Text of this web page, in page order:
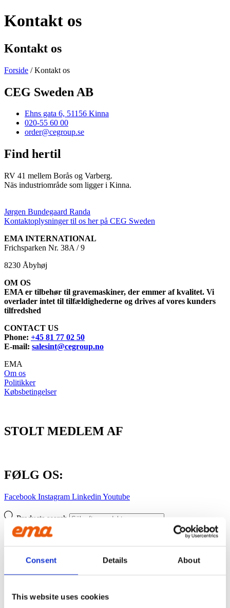
Consent Details About
This website uses cookies
Kontakt os
Kontakt os
Forside / Kontakt os
CEG Sweden AB
Ehns gata 6, 51156 Kinna
020-55 60 00
order@cegroup.se
Find hertil
RV 41 mellem Borås og Varberg.
Näs industriområde som ligger i Kinna.
Jørgen Bundegaard Randa
Kontaktoplysninger til os her på CEG Sweden
EMA INTERNATIONAL
Frichsparken Nr. 38A / 9
8230 Åbyhøj
OM OS
EMA er tilbehør til gravemaskiner, der emmer af kvalitet. Vi
overlader intet til tilfældighederne og drives af vores kunders
tilfredshed
CONTACT US
Phone: +45 81 77 02 50
E-mail: salesint@cegroup.no
EMA
Om os
Politikker
Købsbetingelser
STOLT MEDLEM AF
FØLG OS:
Facebook Instagram Linkedin Youtube
Products search
Produktsortiment
Asfaltskærer
Planeringsbjælke
Nivelleringsbjælke med rulle og blad
Nivelleringsbjælke med skovl